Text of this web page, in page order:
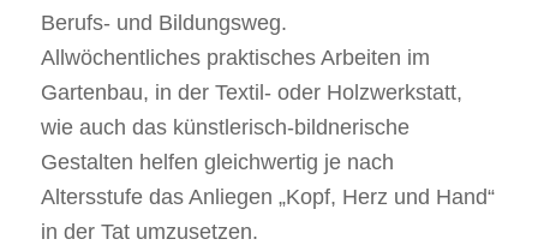
Berufs- und Bildungsweg.
Allwöchentliches praktisches Arbeiten im
Gartenbau, in der Textil- oder Holzwerkstatt,
wie auch das künstlerisch-bildnerische
Gestalten helfen gleichwertig je nach
Altersstufe das Anliegen „Kopf, Herz und Hand“
in der Tat umzusetzen.